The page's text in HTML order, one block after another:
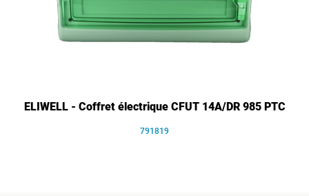
ELIWELL - Coffret électrique CFUT 14A/DR 985 PTC
791819